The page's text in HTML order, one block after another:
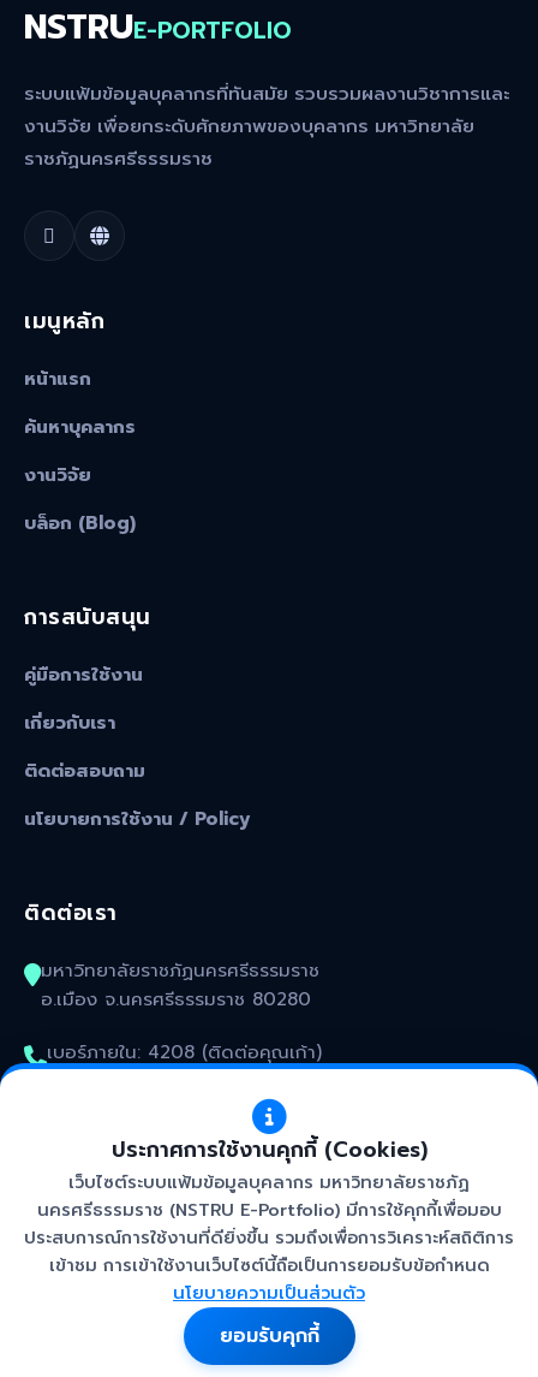
NSTRUE-PORTFOLIO
ระบบแฟ้มข้อมูลบุคลากรที่ทันสมัย รวบรวมผลงานวิชาการและ
งานวิจัย เพื่อยกระดับศักยภาพของบุคลากร มหาวิทยาลัย
ราชภัฏนครศรีธรรมราช
เมนูหลัก
หน้าแรก
ค้นหาบุคลากร
งานวิจัย
บล็อก (Blog)
การสนับสนุน
คู่มือการใช้งาน
เกี่ยวกับเรา
ติดต่อสอบถาม
นโยบายการใช้งาน / Policy
ติดต่อเรา
มหาวิทยาลัยราชภัฏนครศรีธรรมราช
อ.เมือง จ.นครศรีธรรมราช 80280
เบอร์ภายใน: 4208 (ติดต่อคุณเก้า)
kunakorn_won@nstru.ac.th
2026 สำนักวิทยบริการและเทคโนโลยีสารสนเทศ
มหาวิทยาลัยราชภัฏนครศรีธรรมราช. All rights reserved.
ประกาศการใช้งานคุกกี้ (Cookies)
เว็บไซต์ระบบแฟ้มข้อมูลบุคลากร มหาวิทยาลัยราชภัฏ
นครศรีธรรมราช (NSTRU E-Portfolio) มีการใช้คุกกี้เพื่อมอบ
ประสบการณ์การใช้งานที่ดียิ่งขึ้น รวมถึงเพื่อการวิเคราะห์สถิติการ
เข้าชม การเข้าใช้งานเว็บไซต์นี้ถือเป็นการยอมรับข้อกำหนด
นโยบายความเป็นส่วนตัว
ยอมรับคุกกี้